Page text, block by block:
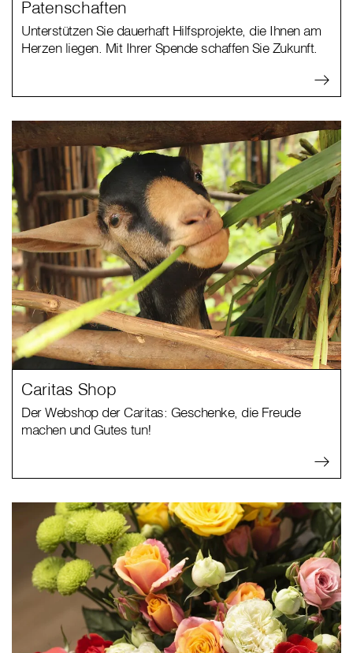
Patenschaften
Unterstützen Sie dauerhaft Hilfsprojekte, die Ihnen am
Herzen liegen. Mit Ihrer Spende schaffen Sie Zukunft.
Caritas Shop
Der Webshop der Caritas: Geschenke, die Freude
machen und Gutes tun!